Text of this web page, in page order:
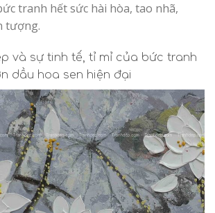
tranh hết sức hài hòa, tao nhã,
tượng.
và sự tinh tế, tỉ mỉ của bức tranh
dầu hoa sen hiện đại